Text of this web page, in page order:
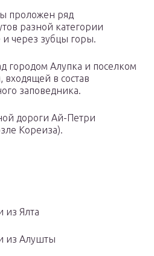
проложен ряд
разной категории
и через зубцы горы.
городом Алупка и поселком
в состав
заповедника.
дороги Ай-Петри
Кореиза).
из Ялта
из Алушты